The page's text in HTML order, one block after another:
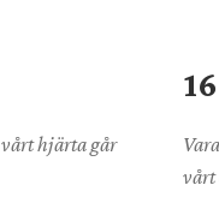
hjärta går
16
vårt